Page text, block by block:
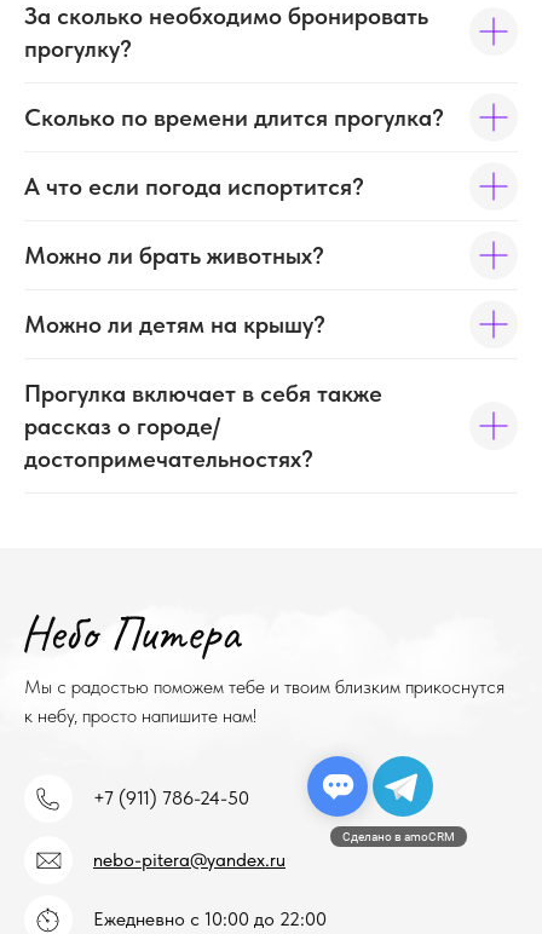
За сколько необходимо бронировать
прогулку?
Сколько по времени длится прогулка?
А что если погода испортится?
Можно ли брать животных?
Можно ли детям на крышу?
Прогулка включает в себя также
рассказ о городе/
достопримечательностях?
Мы с радостью поможем тебе и твоим близким прикоснутся
к небу, просто напишите нам!
Контакты
+7 (911) 786-24-50
nebo-pitera@yandex.ru
Ежедневно с 10:00 до 22:00
Сделано в amoCRM